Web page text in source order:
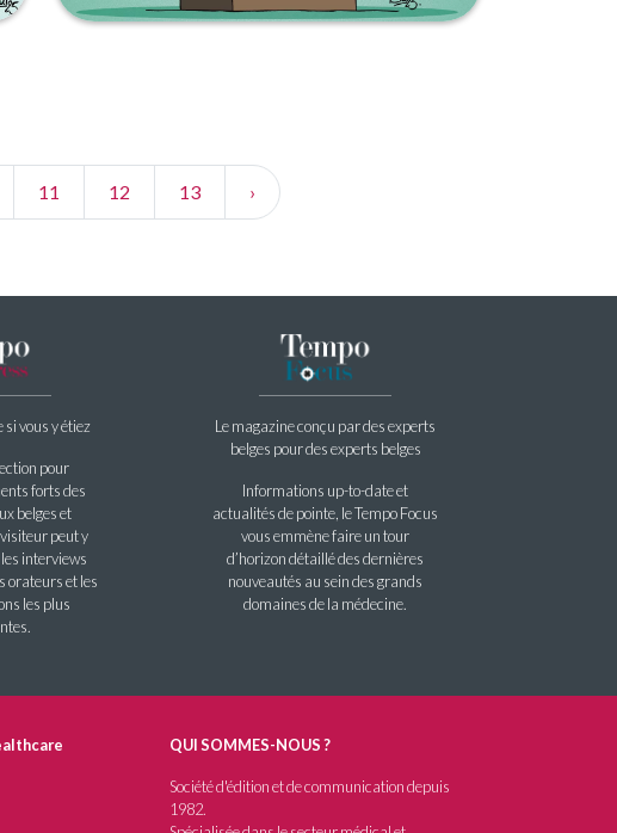
11 12 13 ›
si vous y étiez
pour
forts des
belges et
peut y
interviews
orateurs et les
les plus
Le magazine conçu par des experts
belges pour des experts belges
Informations up-to-date et
actualités de pointe, le Tempo Focus
vous emmène faire un tour
d’horizon détaillé des dernières
nouveautés au sein des grands
domaines de la médecine.
QUI SOMMES-NOUS ?
Société d'édition et de communication depuis
1982.